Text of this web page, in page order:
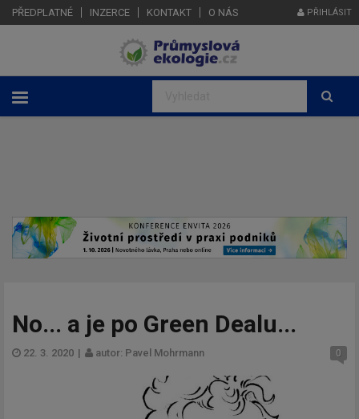
PŘEDPLATNÉ INZERCE KONTAKT O NÁS PŘIHLÁSIT
No... a je po Green Dealu...
22. 3. 2020 | autor: Pavel Mohrmann 0